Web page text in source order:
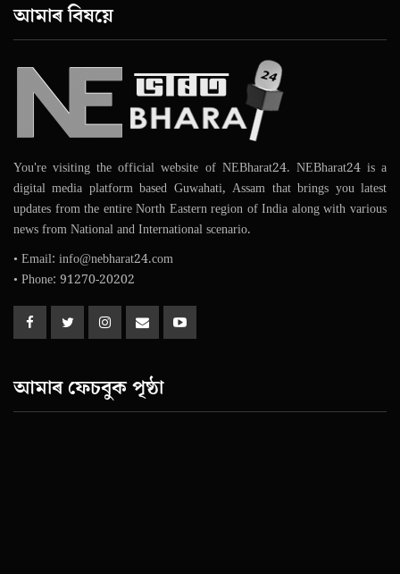
আমাৰ বিষয়ে
You're visiting the official website of NEBharat24. NEBharat24 is a
digital media platform based Guwahati, Assam that brings you latest
updates from the entire North Eastern region of India along with various
news from National and International scenario.
• Email: info@nebharat24.com
• Phone: 91270-20202
আমাৰ ফেচবুক পৃষ্ঠা